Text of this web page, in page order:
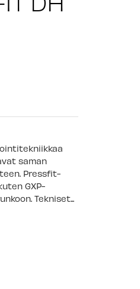
saman
Pressfit-
GXP-
Tekniset...